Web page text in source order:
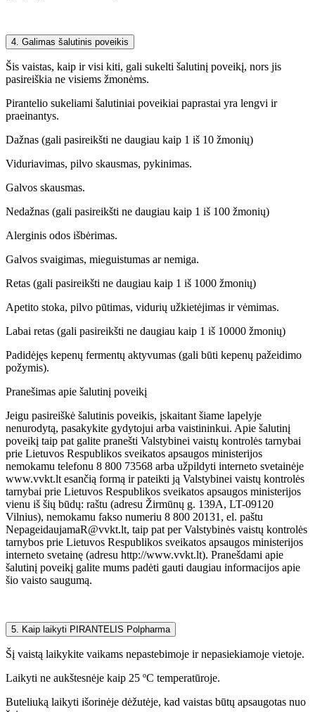
4. Galimas šalutinis poveikis
Šis vaistas, kaip ir visi kiti, gali sukelti šalutinį poveikį, nors jis
pasireiškia ne visiems žmonėms.
Pirantelio sukeliami šalutiniai poveikiai paprastai yra lengvi ir
praeinantys.
Dažnas (gali pasireikšti ne daugiau kaip 1 iš 10 žmonių)
Viduriavimas, pilvo skausmas, pykinimas.
Galvos skausmas.
Nedažnas (gali pasireikšti ne daugiau kaip 1 iš 100 žmonių)
Alerginis odos išbėrimas.
Galvos svaigimas, mieguistumas ar nemiga.
Retas (gali pasireikšti ne daugiau kaip 1 iš 1000 žmonių)
Apetito stoka, pilvo pūtimas, vidurių užkietėjimas ir vėmimas.
Labai retas (gali pasireikšti ne daugiau kaip 1 iš 10000 žmonių)
Padidėjęs kepenų fermentų aktyvumas (gali būti kepenų pažeidimo
požymis).
Pranešimas apie šalutinį poveikį
Jeigu pasireiškė šalutinis poveikis, įskaitant šiame lapelyje
nenurodytą, pasakykite gydytojui arba vaistininkui. Apie šalutinį
poveikį taip pat galite pranešti Valstybinei vaistų kontrolės tarnybai
prie Lietuvos Respublikos sveikatos apsaugos ministerijos
nemokamu telefonu 8 800 73568 arba užpildyti interneto svetainėje
www.vvkt.lt esančią formą ir pateikti ją Valstybinei vaistų kontrolės
tarnybai prie Lietuvos Respublikos sveikatos apsaugos ministerijos
vienu iš šių būdų: raštu (adresu Žirmūnų g. 139A, LT-09120
Vilnius), nemokamu fakso numeriu 8 800 20131, el. paštu
NepageidaujamaR@vvkt.lt, taip pat per Valstybinės vaistų kontrolės
tarnybos prie Lietuvos Respublikos sveikatos apsaugos ministerijos
interneto svetainę (adresu http://www.vvkt.lt). Pranešdami apie
šalutinį poveikį galite mums padėti gauti daugiau informacijos apie
šio vaisto saugumą.
5. Kaip laikyti PIRANTELIS Polpharma
Šį vaistą laikykite vaikams nepastebimoje ir nepasiekiamoje vietoje.
Laikyti ne aukštesnėje kaip 25 ºC temperatūroje.
Buteliuką laikyti išorinėje dėžutėje, kad vaistas būtų apsaugotas nuo